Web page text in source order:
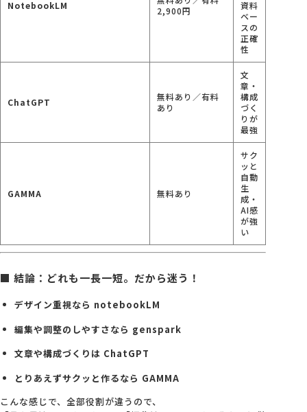
NotebookLM
2,900円
資料
ベー
スの
正確
性
ChatGPT
無料あり／有料
あり
文
章・
構成
づく
りが
最強
GAMMA 無料あり
サク
ッと
自動
生
成・
AI感
が強
い
■ 結論：どれも一長一短。だから迷う！
デザイン重視なら notebookLM
編集や調整のしやすさなら genspark
文章や構成づくりは ChatGPT
とりあえずサクッと作るなら GAMMA
こんな感じで、全部役割が違うので、